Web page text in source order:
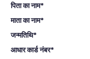
पिता का नाम*
माता का नाम*
जन्मतिथि*
आधार कार्ड नंबर*